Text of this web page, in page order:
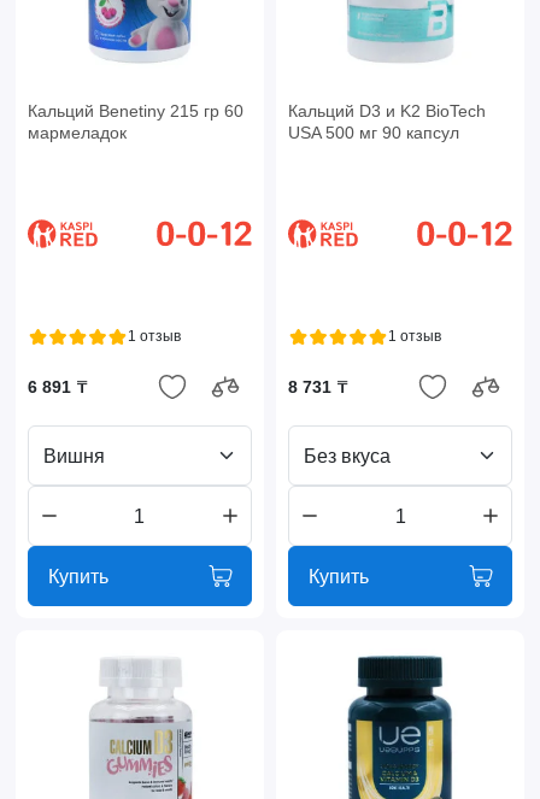
Кальций Benetiny 215 гр 60
мармеладок
1 отзыв
6 891 ₸
Вишня
Купить
Кальций D3 и K2 BioTech
USA 500 мг 90 капсул
1 отзыв
8 731 ₸
Без вкуса
Купить